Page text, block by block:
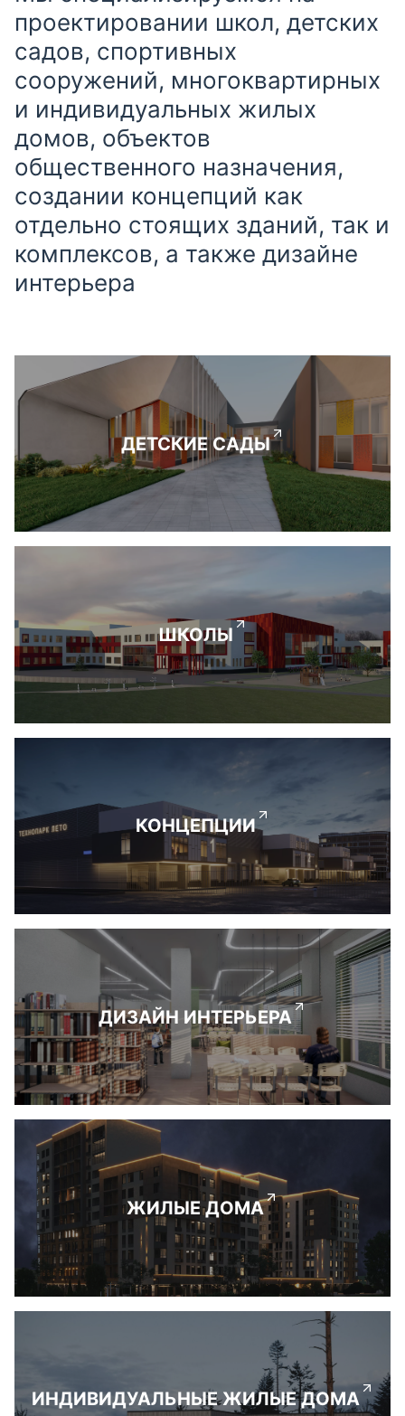
проектировании школ, детских
садов, спортивных
сооружений, многоквартирных
и индивидуальных жилых
домов, объектов
общественного назначения,
создании концепций как
отдельно стоящих зданий, так и
комплексов, а также дизайне
интерьера
ДЕТСКИЕ САДЫ
ШКОЛЫ
КОНЦЕПЦИИ
ДИЗАЙН ИНТЕРЬЕРА
ЖИЛЫЕ ДОМА
ИНДИВИДУАЛЬНЫЕ ЖИЛЫЕ ДОМА